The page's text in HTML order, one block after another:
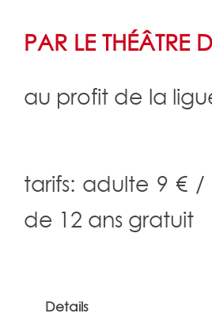
PAR LE THÉÂTRE
au profit de la
tarifs: adulte 9 €
de 12 ans gratuit
Details